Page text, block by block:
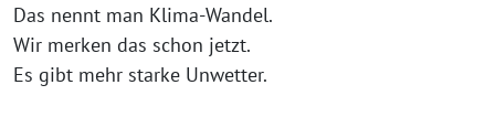
Das nennt man Klima-Wandel.
Wir merken das schon jetzt.
Es gibt mehr starke Unwetter.